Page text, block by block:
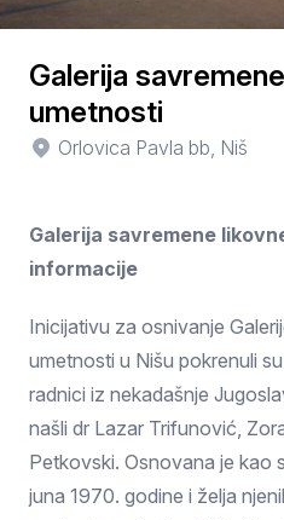
Galerija
umetnosti
Orlovica Pavla bb, Niš
Galerija savremene
informacije
Inicijativu za osnivanje
umetnosti u Nišu pokrenuli
radnici iz nekadašnje
našli dr Lazar Trifunović,
Petkovski. Osnovana je kao
juna 1970. godine i želja